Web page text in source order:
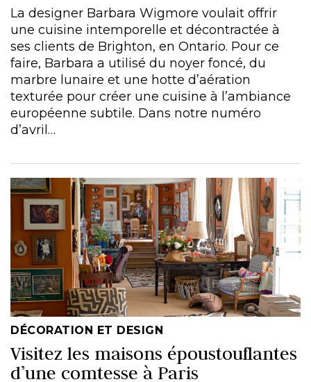
La designer Barbara Wigmore voulait offrir
une cuisine intemporelle et décontractée à
ses clients de Brighton, en Ontario. Pour ce
faire, Barbara a utilisé du noyer foncé, du
marbre lunaire et une hotte d’aération
texturée pour créer une cuisine à l’ambiance
européenne subtile. Dans notre numéro
d’avril…
DÉCORATION ET DESIGN
Visitez les maisons époustouflantes
d’une comtesse à Paris